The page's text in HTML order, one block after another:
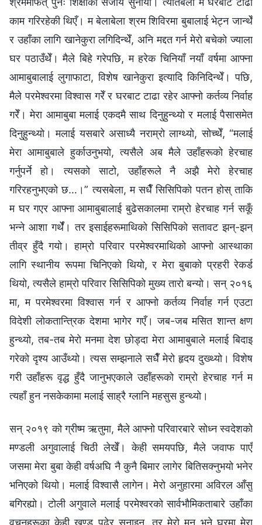
काम गरिरहेकी थिएँ। म बेलाबेला श्रम शिविरमा बुबालाई भेट्न जान्थेँ
र उहाँका लागि खानेकुरा लगिदिन्थेँ, अनि मद्दत गर्न मेरो बचेको ज्याला
घर पठाउँथेँ। मैले बिहे गरेपछि, म हरेक चिनियाँ नयाँ वर्षमा आफ्ना
आमाबुबालाई लुगाफाटा, विशेष खानेकुरा इत्यादि किनिदिन्थेँ। पछि,
मैले परमेश्‍वरमा विश्‍वास गरेँ र घरबाट टाढा रहेर आफ्नो कर्तव्य निर्वाह
गरेँ। मेरा आमाबुबा मलाई एकदमै साथ दिनुहुन्थ्यो र मलाई पैसासमेत
दिनुहुन्थ्यो। मलाई यसबारे असाध्यै नराम्रो लाग्थ्यो, सोच्थेँ, “मलाई
मेरा आमाबुबाले हुर्काउनुभयो, त्यसैले अब मैले उहाँहरूको हेरचाह
गर्नुपर्ने हो। त्यसको साटो, उहाँहरूले नै अझै मेरो हेरचाह
गरिरहनुभएको छ…।” त्यसबेला, म सधैँ सिसिपिको पतन होस् ताकि
म घर गएर आफ्ना आमाबुबालाई बुढेसकालमा राम्रो हेरचाह गर्न सकूँ
भन्ने आशा गर्थेँ। तर इसाईहरूमाथिको सिसिपिको सतावट झन्-झन्
तीव्र हुँदै गयो। हाम्रो परिवार परमेश्‍वरमाथिको आफ्नो आस्थाका
लागि स्थानीय रूपमा चिनिएको थियो, र मेरा बुबाको प्रहरी रेकर्ड
थियो, त्यसैले हाम्रो परिवार सिसिपिको मुख्य तारो बन्यो। सन् २०१६
मा, म परमेश्‍वरमा विश्‍वास गर्न र आफ्नो कर्तव्य निर्वाह गर्न एउटा
विदेशी लोकतान्त्रिक देशमा भागेर गएँ। जब-जब मसित शान्त क्षण
हुन्थ्यो, तब-तब मेरो मनमा देश छोड्दा मेरा आमाबुबाले मलाई बिदाइ
गरेको दृश्य आउँथ्यो। त्यस सम्झनाले सधैँ मेरो हृदय दुख्थ्यो। विशेष
गरी उहाँहरू वृद्ध हुँदै जानुभएकाले उहाँहरूको राम्रो हेरचाह गर्न म
त्यहाँ हुन नसकेकामा मलाई साह्रै ग्लानि महसुस हुन्थ्यो।
सन् २०१९ को ग्रीष्म ऋतुमा, मैले आफ्नो परिवारबारे सोध्न स्वदेशको
मण्डली अगुवालाई चिठी लेखेँ। केही समयपछि, मैले जवाफ पाएँ
जसमा मेरा बुबा केही वर्षअघि नै कुनै बिमार लागेर बितिसक्नुभयो भनेर
भनिएको थियो। मलाई विश्‍वासै लागेन। मेरो अनुहारमा अविरल आँसु
बगिरह्यो। टोली अगुवाले मलाई परमेश्‍वरको सार्वभौमिकताबारे उहाँका
वचनहरूका केही खण्ड पढेर सुनाइन्, तर मेरो मन भने घरमा मेरा